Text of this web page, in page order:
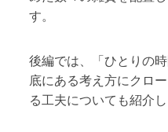
す。
後編では、「ひとりの
底にある考え方にクロ
る工夫についても紹介し